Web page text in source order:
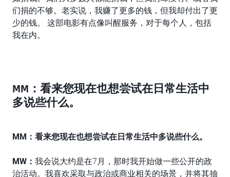
们捐的不够。老实说，我赚了更多的钱，但我却付出了更
少的钱。 这部电影有点像叫醒服务，对于每个人，包括
我在内。
MM：看来您现在也想尝试在日常生活中
多说些什么。
MM： 看来您现在也想尝试在日常生活中多说些什么。
MW： 我会说大约是在7月，那时我开始做一些公开的政
治活动。我喜欢采取与政治或商业相关的场景，并将其抽